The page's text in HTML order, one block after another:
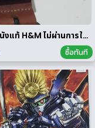
เข็มขัด หนังแท้ H&M ไม่ผ่านการใช้งาน
ซื้อทันที